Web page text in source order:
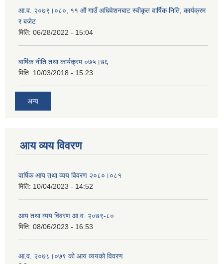
आ.व. २०७९।०८०, ११ औं गाउँ अधिवेशनबाट स्वीकृत वार्षिक निति, कार्यक्रम
र बजेट
मिति: 06/28/2022 - 15:04
बार्षिक नीति तथा कार्यक्रम ०७५।७६
मिति: 10/03/2018 - 15:23
अन्य
आय व्यय विवरण
वार्षिक आय तथा व्यय विवरण २०८०।०८१
मिति: 10/04/2023 - 14:52
आय तथा व्यय विवरण आ.व. २०७९-८०
मिति: 08/06/2023 - 16:53
आ.व. २०७८।०७९ को आय व्ययको विवरण